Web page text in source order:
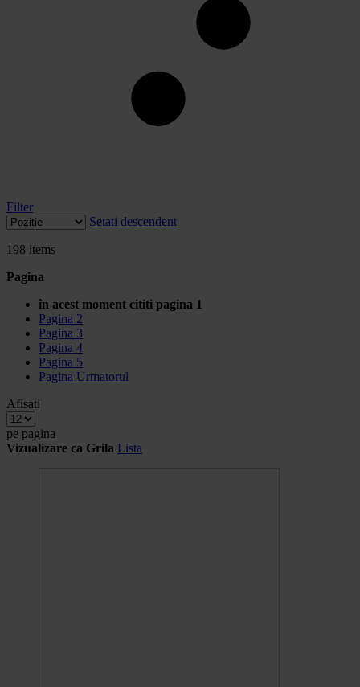
Filter
Setati descendent
198 items
Pagina
în acest moment cititi pagina 1
Pagina 2
Pagina 3
Pagina 4
Pagina 5
Pagina Urmatorul
Afisati
pe pagina
Vizualizare ca Grila Lista